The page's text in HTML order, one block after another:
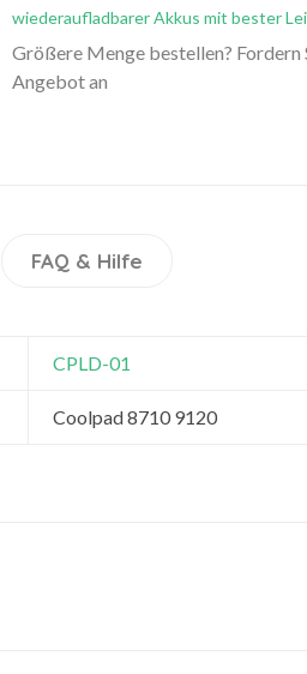
wiederaufladbarer Akkus mit bester
Größere Menge bestellen? Fordern
Angebot an
FAQ & Hilfe
CPLD-01
Coolpad 8710 9120